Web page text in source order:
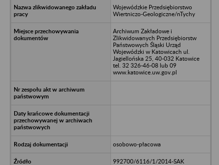
Wojewódzkie Przedsiębiorstwo
Wiertniczo-Geologiczne/nTychy
Archiwum Zakładowe i
Zlikwidowanych Przedsiębiorstw
Państwowych Śląski Urząd
Wojewódzki w Katowicach ul.
Jagiellońska 25, 40-032 Katowice
tel. 32 326-46-08 lub 09
www.katowice.uw.gov.pl
osobowo-płacowa
992700/6116/1/2014-SAK